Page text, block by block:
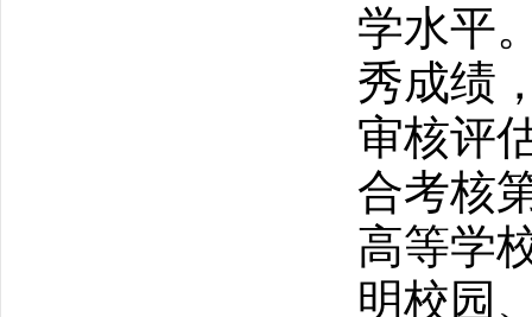
学水平
秀成绩
审核评
合考核
高等学
明校园